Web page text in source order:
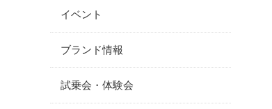
イベント
ブランド情報
試乗会・体験会